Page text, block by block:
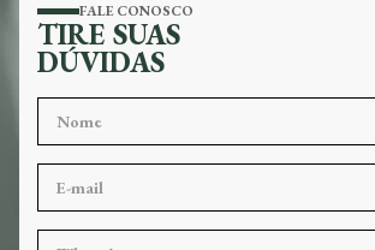
FALE CONOSCO
TIRE SUAS
DÚVIDAS